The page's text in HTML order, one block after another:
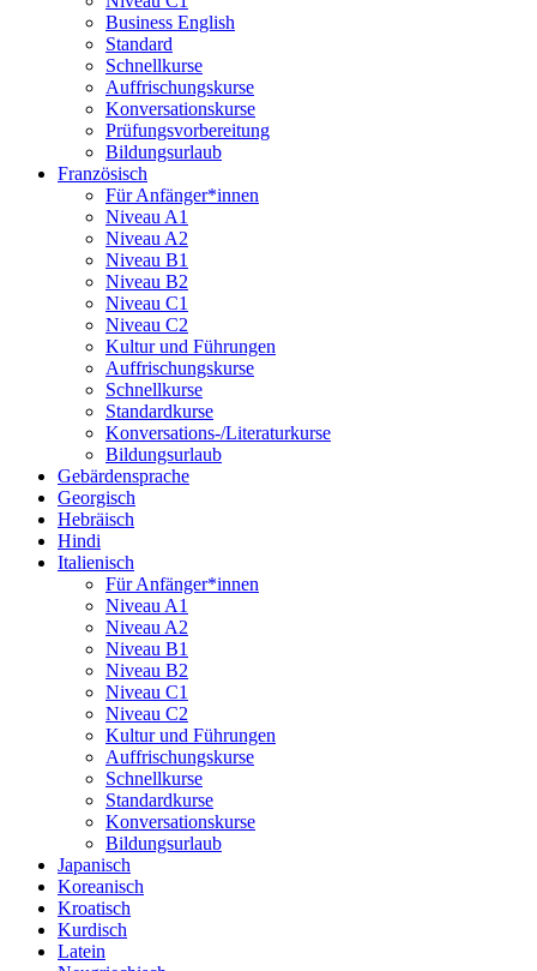
Business English
Standard
Schnellkurse
Auffrischungskurse
Konversationskurse
Prüfungsvorbereitung
Bildungsurlaub
Französisch
Für Anfänger*innen
Niveau A1
Niveau A2
Niveau B1
Niveau B2
Niveau C1
Niveau C2
Kultur und Führungen
Auffrischungskurse
Schnellkurse
Standardkurse
Konversations-/Literaturkurse
Bildungsurlaub
Gebärdensprache
Georgisch
Hebräisch
Hindi
Italienisch
Für Anfänger*innen
Niveau A1
Niveau A2
Niveau B1
Niveau B2
Niveau C1
Niveau C2
Kultur und Führungen
Auffrischungskurse
Schnellkurse
Standardkurse
Konversationskurse
Bildungsurlaub
Japanisch
Koreanisch
Kroatisch
Kurdisch
Latein